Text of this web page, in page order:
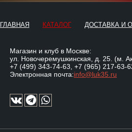
ГЛАВНАЯ КАТАЛОГ ДОСТАВКА И
Магазин и клуб в Москве:
ул. Новочеремушкинская, д. 25. (м.
+7 (499) 343-74-63 +7 (965) 217-63-
Электронная почта:info@luk35.ru